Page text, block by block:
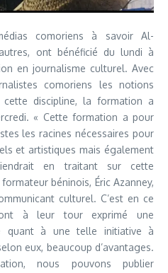
comoriens à savoir Al-
ont bénéficié du lundi à
en journalisme culturel. Avec
comoriens les notions
discipline, la formation a
« Cette formation a pour
les racines nécessaires pour
et artistiques mais également
en traitant sur cette
béninois, Éric Azanney,
culturel. C’est en ce
à leur tour exprimé une
quant à une telle initiative à
eux, beaucoup d’avantages.
nous pouvons publier